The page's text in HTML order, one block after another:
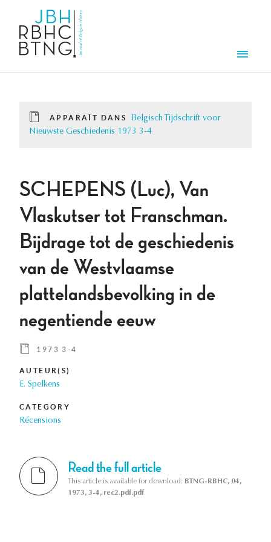
APPARAÎT DANS
Belgisch Tijdschrift voor
Nieuwste Geschiedenis 1973 3-4
SCHEPENS (Luc), Van
Vlaskutser tot Franschman.
Bijdrage tot de geschiedenis
van de Westvlaamse
plattelandsbevolking in de
negentiende eeuw
1973 3-4
AUTEUR(S)
E. Spelkens
CATEGORY
Récensions
Read the full article
This article is available for download: BTNG-RBHC, 04,
1973, 3-4, rec2.pdf.pdf